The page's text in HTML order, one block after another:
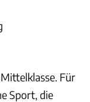
Für
Sport, die